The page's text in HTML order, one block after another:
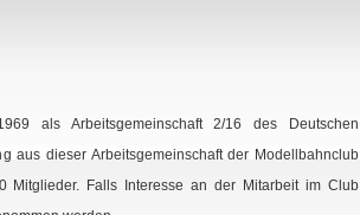
als Arbeitsgemeinschaft 2/16 des Deutschen
aus dieser Arbeitsgemeinschaft der Modellbahnclub
Mitglieder. Falls Interesse an der Mitarbeit im Club